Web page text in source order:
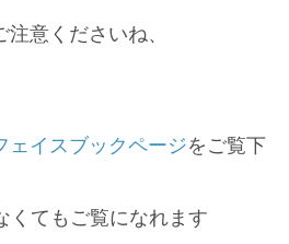
意くださいね、
ェイスブックページをご覧下
てもご覧になれます